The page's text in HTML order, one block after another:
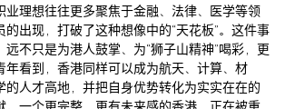
业理想往往更多聚焦于金融、法律、医学等领
出现，打破了这种想像中的“天花板”。这件事
不只是为港人鼓掌、为“狮子山精神”喝彩，更
年看到，香港同样可以成为航天、计算、材
的人才高地，并把自身优势转化为实实在在的